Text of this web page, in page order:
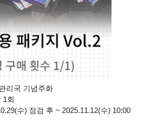
리국 기념주화
1회
수) 점검 후 ~ 2025.11.12(수) 10:00